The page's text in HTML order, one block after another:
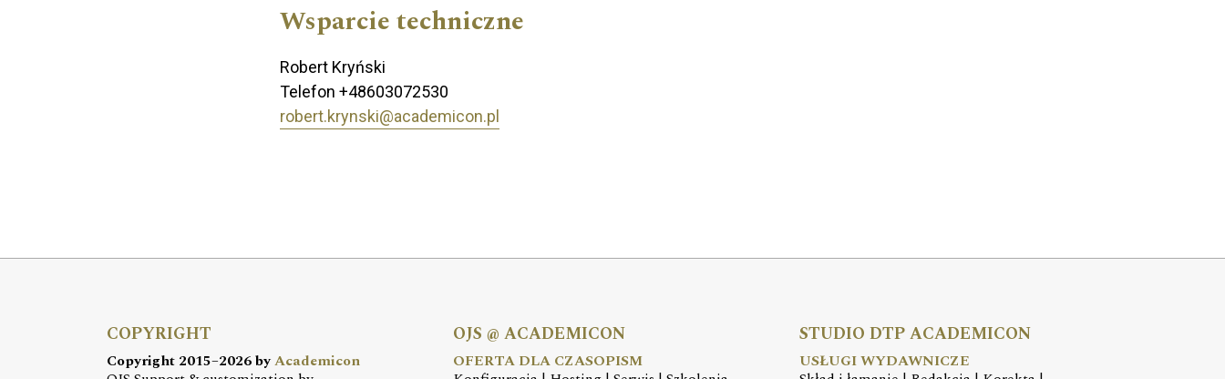
Wsparcie techniczne
Robert Kryński
Telefon +48603072530
robert.krynski@academicon.pl
COPYRIGHT
Copyright 2015–2026 byAcademicon
OJS @ ACADEMICON
OFERTA DLA CZASOPISM
STUDIO DTP ACADEMICON
USŁUGI WYDAWNICZE